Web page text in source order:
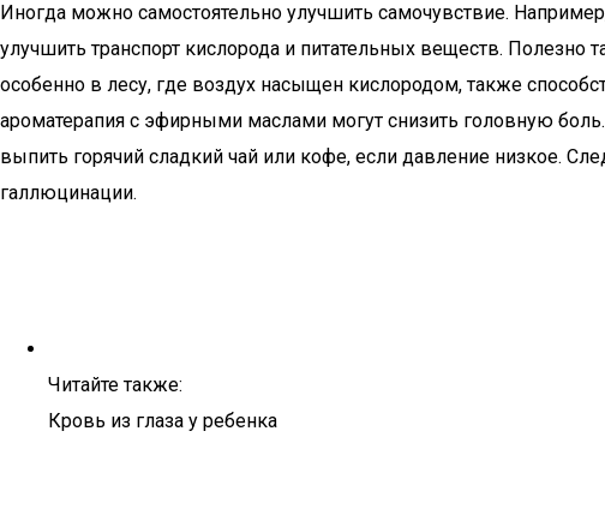
Иногда можно самостоятельно улучшить самочувствие.
улучшить транспорт кислорода и питательных веществ.
особенно в лесу, где воздух насыщен кислородом, также
ароматерапия с эфирными маслами могут снизить головную
выпить горячий сладкий чай или кофе, если давление низкое.
галлюцинации.
Читайте также:
Кровь из глаза у ребенка